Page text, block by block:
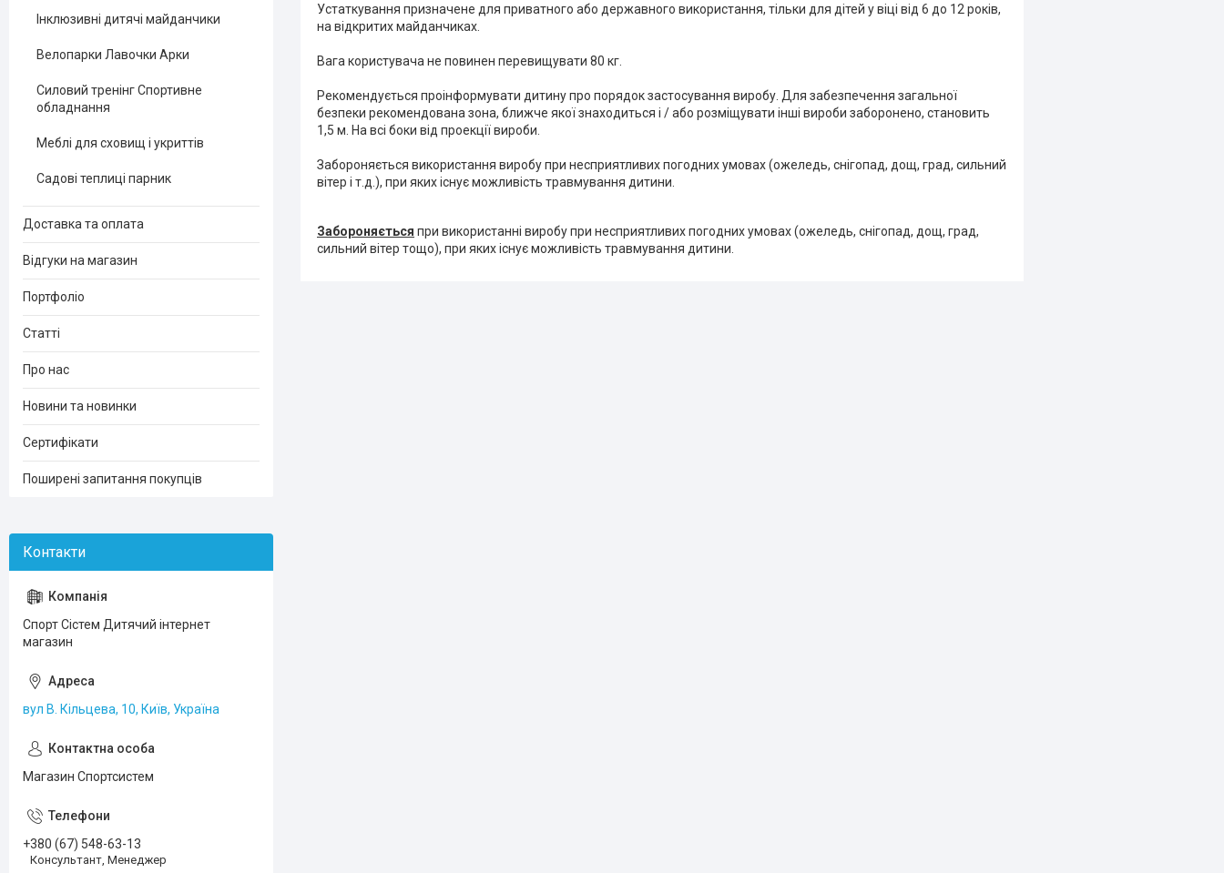
Устаткування призначене для приватного або державного використання, тільки для дітей у віці від 6 до 12 років,
на відкритих майданчиках.
Вага користувача не повинен перевищувати 80 кг.
Рекомендується проінформувати дитину про порядок застосування виробу. Для забезпечення загальної
безпеки рекомендована зона, ближче якої знаходиться і / або розміщувати інші вироби заборонено, становить
1,5 м. На всі боки від проекції вироби.
Забороняється використання виробу при несприятливих погодних умовах (ожеледь, снігопад, дощ, град, сильний
вітер і т.д.), при яких існує можливість травмування дитини.
Забороняється при використанні виробу при несприятливих погодних умовах (ожеледь, снігопад, дощ, град,
сильний вітер тощо), при яких існує можливість травмування дитини.
Інклюзивні дитячі майданчики
Велопарки Лавочки Арки
Силовий тренінг Спортивне
обладнання
Меблі для сховищ і укриттів
Садові теплиці парник
Доставка та оплата
Відгуки на магазин
Портфоліо
Статті
Про нас
Новини та новинки
Сертифікати
Поширені запитання покупців
Спорт Сістем Дитячий інтернет
магазин
вул В. Кільцева, 10, Київ, Україна
Магазин Спортсистем
+380 (67) 548-63-13
Консультант, Менеджер